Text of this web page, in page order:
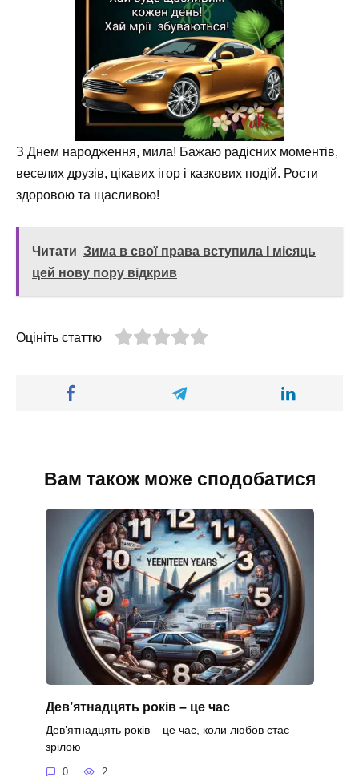
З Днем народження, мила! Бажаю радісних моментів,
веселих друзів, цікавих ігор і казкових подій. Рости
здоровою та щасливою!
Читати Зима в свої права вступила І місяць
цей нову пору відкрив
Оцініть статтю
Вам також може сподобатися
Дев’ятнадцять років – це час
Дев’ятнадцять років – це час, коли любов стає
зрілою
0 2